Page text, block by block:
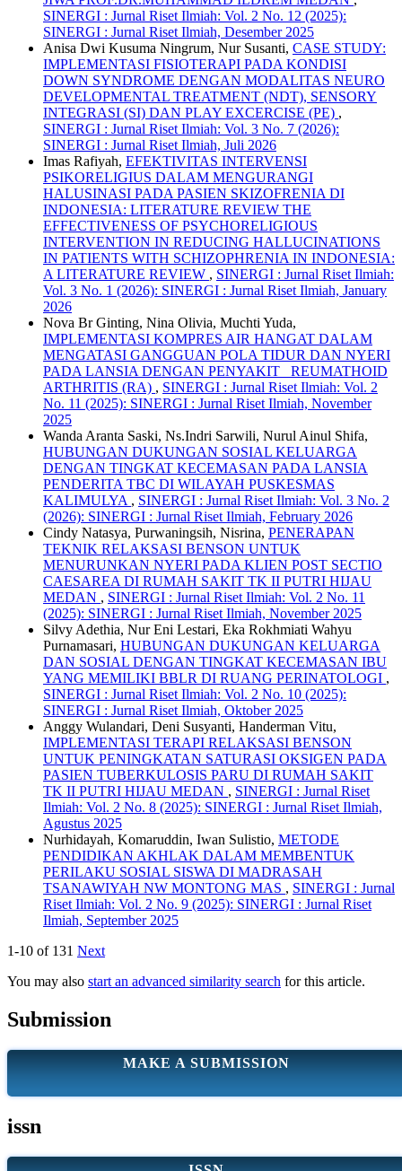
SINERGI : Jurnal Riset Ilmiah: Vol. 2 No. 12 (2025):
SINERGI : Jurnal Riset Ilmiah, Desember 2025
Anisa Dwi Kusuma Ningrum, Nur Susanti, CASE STUDY:
IMPLEMENTASI FISIOTERAPI PADA KONDISI
DOWN SYNDROME DENGAN MODALITAS NEURO
DEVELOPMENTAL TREATMENT (NDT), SENSORY
INTEGRASI (SI) DAN PLAY EXCERCISE (PE) ,
SINERGI : Jurnal Riset Ilmiah: Vol. 3 No. 7 (2026):
SINERGI : Jurnal Riset Ilmiah, Juli 2026
Imas Rafiyah, EFEKTIVITAS INTERVENSI
PSIKORELIGIUS DALAM MENGURANGI
HALUSINASI PADA PASIEN SKIZOFRENIA DI
INDONESIA: LITERATURE REVIEW THE
EFFECTIVENESS OF PSYCHORELIGIOUS
INTERVENTION IN REDUCING HALLUCINATIONS
IN PATIENTS WITH SCHIZOPHRENIA IN INDONESIA:
A LITERATURE REVIEW , SINERGI : Jurnal Riset Ilmiah:
Vol. 3 No. 1 (2026): SINERGI : Jurnal Riset Ilmiah, January
2026
Nova Br Ginting, Nina Olivia, Muchti Yuda,
IMPLEMENTASI KOMPRES AIR HANGAT DALAM
MENGATASI GANGGUAN POLA TIDUR DAN NYERI
PADA LANSIA DENGAN PENYAKIT REUMATHOID
ARTHRITIS (RA) , SINERGI : Jurnal Riset Ilmiah: Vol. 2
No. 11 (2025): SINERGI : Jurnal Riset Ilmiah, November
2025
Wanda Aranta Saski, Ns.Indri Sarwili, Nurul Ainul Shifa,
HUBUNGAN DUKUNGAN SOSIAL KELUARGA
DENGAN TINGKAT KECEMASAN PADA LANSIA
PENDERITA TBC DI WILAYAH PUSKESMAS
KALIMULYA , SINERGI : Jurnal Riset Ilmiah: Vol. 3 No. 2
(2026): SINERGI : Jurnal Riset Ilmiah, February 2026
Cindy Natasya, Purwaningsih, Nisrina, PENERAPAN
TEKNIK RELAKSASI BENSON UNTUK
MENURUNKAN NYERI PADA KLIEN POST SECTIO
CAESAREA DI RUMAH SAKIT TK II PUTRI HIJAU
MEDAN , SINERGI : Jurnal Riset Ilmiah: Vol. 2 No. 11
(2025): SINERGI : Jurnal Riset Ilmiah, November 2025
Silvy Adethia, Nur Eni Lestari, Eka Rokhmiati Wahyu
Purnamasari, HUBUNGAN DUKUNGAN KELUARGA
DAN SOSIAL DENGAN TINGKAT KECEMASAN IBU
YANG MEMILIKI BBLR DI RUANG PERINATOLOGI ,
SINERGI : Jurnal Riset Ilmiah: Vol. 2 No. 10 (2025):
SINERGI : Jurnal Riset Ilmiah, Oktober 2025
Anggy Wulandari, Deni Susyanti, Handerman Vitu,
IMPLEMENTASI TERAPI RELAKSASI BENSON
UNTUK PENINGKATAN SATURASI OKSIGEN PADA
PASIEN TUBERKULOSIS PARU DI RUMAH SAKIT
TK II PUTRI HIJAU MEDAN , SINERGI : Jurnal Riset
Ilmiah: Vol. 2 No. 8 (2025): SINERGI : Jurnal Riset Ilmiah,
Agustus 2025
Nurhidayah, Komaruddin, Iwan Sulistio, METODE
PENDIDIKAN AKHLAK DALAM MEMBENTUK
PERILAKU SOSIAL SISWA DI MADRASAH
TSANAWIYAH NW MONTONG MAS , SINERGI : Jurnal
Riset Ilmiah: Vol. 2 No. 9 (2025): SINERGI : Jurnal Riset
Ilmiah, September 2025
1-10 of 131 Next
You may also start an advanced similarity search for this article.
Submission
MAKE A SUBMISSION
issn